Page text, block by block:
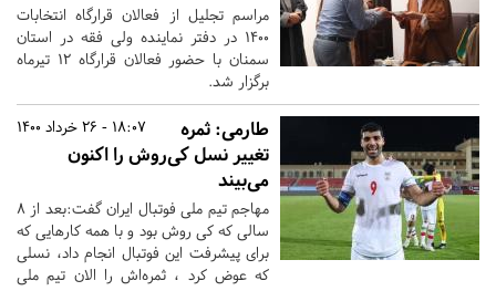
مراسم تجلیل از فعالان قرارگاه انتخابات
1400 در دفتر نماینده ولی فقه در استان
سمنان با حضور فعالان قرارگاه 12 تیرماه
برگزار شد.
18:07 - 26 خرداد 1400
طارمی: ثمره
تغییر نسل کی‌روش را اکنون
می‌بیند
مهاجم تیم ملی فوتبال ایران گفت:بعد از ۸
سالی که کی روش بود و با همه کارهایی که
برای پیشرفت این فوتبال انجام داد، نسلی
که عوض کرد ، ثمره‌اش را الان تیم ملی